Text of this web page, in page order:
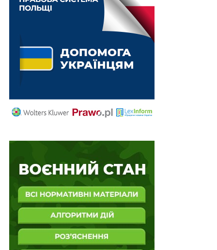
терапії, інклюзії, сенсорної моторики та логопедична
секція. Логопединя Марія Литвиненко — спеціалістка
з міофункціональної корекції та активізації мовлення
з використанням PROMT-підходу. Цьогоріч як
спікерка вона виступала на “Я МОЖУ” вперше.
дослідження. Спілкувались зі спеціалістами з інших
сфер. Вони повинні бачити батьків, чути, що батьки
Захід пройшов у професійній, але надзвичайно теплій
атмосфері. Досвідом батьківства дитини з аутизмом
із учасниками конференції поділилась фотографиня
Марта Грінштейн. Її син Іван майже рік у і відвідує
LEVCHYK SPEKTRUM HUB в межах проєкту “тест-
драйв”, а Марта ділиться з аудиторією деталями
процесу.